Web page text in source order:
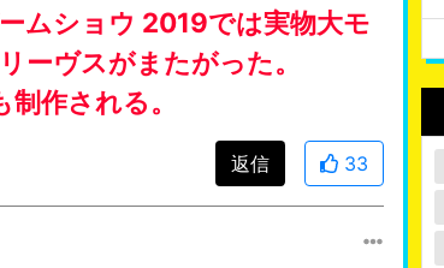
ムショウ 2019では実物大モ
ーヴスがまたがった。
制作される。
返信 33